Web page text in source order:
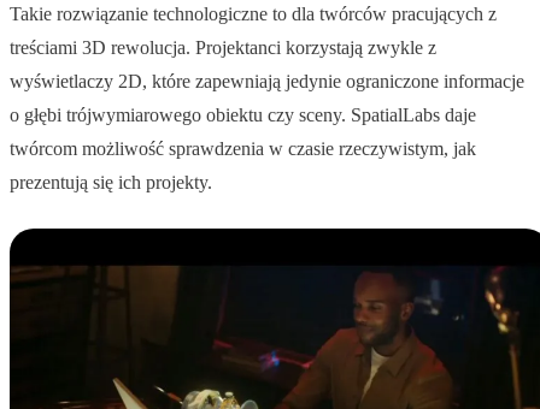
Takie rozwiązanie technologiczne to dla twórców pracujących z
treściami 3D rewolucja. Projektanci korzystają zwykle z
wyświetlaczy 2D, które zapewniają jedynie ograniczone informacje
o głębi trójwymiarowego obiektu czy sceny. SpatialLabs daje
twórcom możliwość sprawdzenia w czasie rzeczywistym, jak
prezentują się ich projekty.